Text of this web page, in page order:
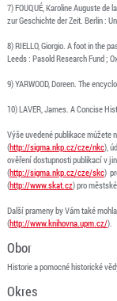
7) FOUQUÉ, Karoline Auguste de
zur Geschichte der Zeit. Berlin :
8) RIELLO, Giorgio. A foot in the
Leeds : Pasold Research Fund ;
9) YARWOOD, Doreen. The
10) LAVER, James. A Concise
Výše uvedené publikace můžete
(http://sigma.nkp.cz/cze/nkc),
ověření dostupnosti publikací v
(http://sigma.nkp.cz/cze/skc)
(http://www.skat.cz) pro
Další prameny by Vám také
(http://www.knihovna.upm.cz/).
Obor
Historie a pomocné historické
Okres